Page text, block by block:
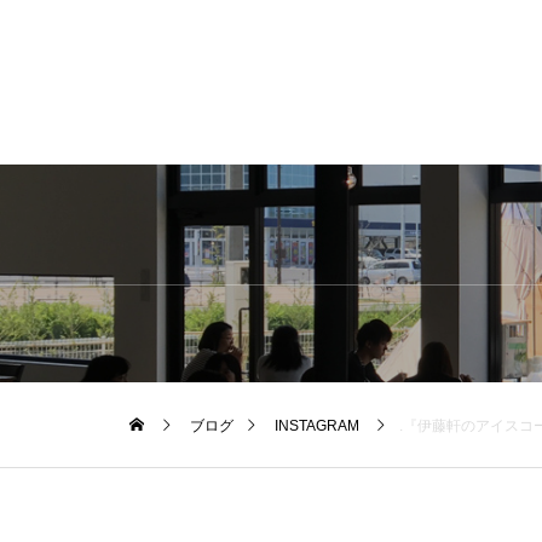
ブログ INSTAGRAM .『伊藤軒のアイスコーヒーフェア️』.ちょっと一口、ちょっと一息。夏